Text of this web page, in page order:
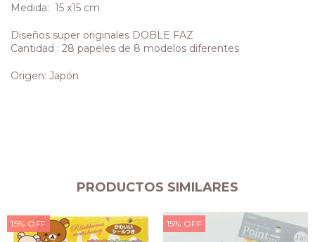
Medida: 15 x15 cm
Diseños super originales DOBLE FAZ
Cantidad : 28 papeles de 8 modelos diferentes
Origen: Japón
PRODUCTOS SIMILARES
15% OFF 15% OFF